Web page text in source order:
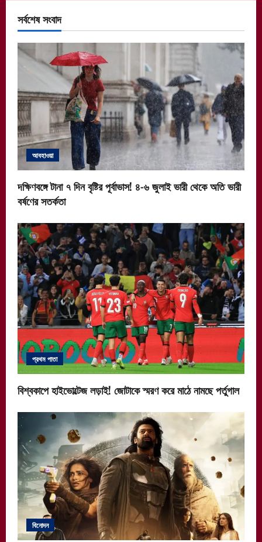
সর্বশেষ সংবাদ
আবহাওয়া
দক্ষিণবঙ্গে টানা ৭ দিন বৃষ্টির পূর্বাভাস! ৪-৬ জুলাই ভারী থেকে অতি ভারী
বর্ষণের সতর্কতা
প্রথম পাতা
বিশ্বকাপে হাইভোল্টেজ লড়াই! জোটাকে স্মরণ করে মাঠে নামছে পর্তুগাল
বিনোদন